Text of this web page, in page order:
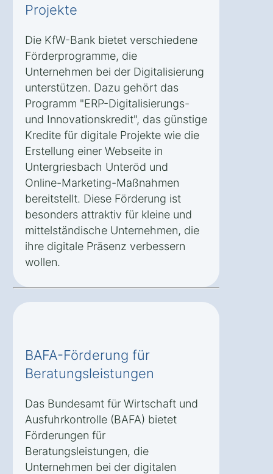
Projekte
Die KfW-Bank bietet verschiedene
Förderprogramme, die
Unternehmen bei der Digitalisierung
unterstützen. Dazu gehört das
Programm "ERP-Digitalisierungs-
und Innovationskredit", das günstige
Kredite für digitale Projekte wie die
Erstellung einer Webseite in
Untergriesbach Unteröd und
Online-Marketing-Maßnahmen
bereitstellt. Diese Förderung ist
besonders attraktiv für kleine und
mittelständische Unternehmen, die
ihre digitale Präsenz verbessern
wollen.
BAFA-Förderung für
Beratungsleistungen
Das Bundesamt für Wirtschaft und
Ausfuhrkontrolle (BAFA) bietet
Förderungen für
Beratungsleistungen, die
Unternehmen bei der digitalen